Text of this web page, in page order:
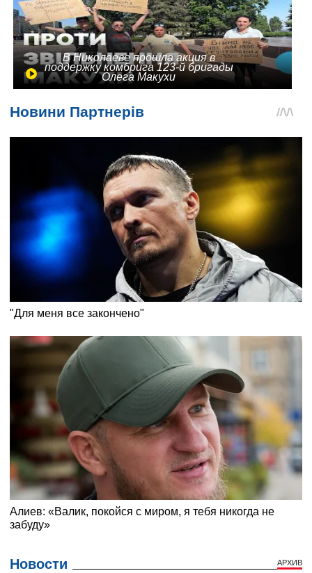
В Николаеве прошла акция в
поддержку комбрига 123-й бригады
Олега Макухи
Новости АРХИВ